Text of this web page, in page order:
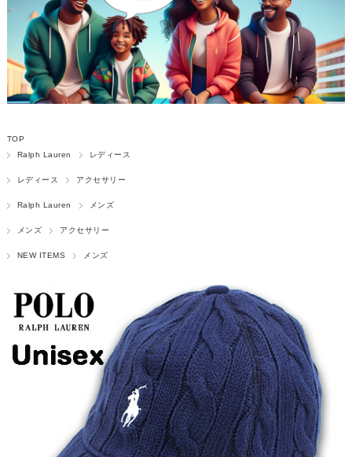
TOP
Ralph Lauren
レディース
レディース アクセサリー
Ralph Lauren メンズ
メンズ アクセサリー
NEW ITEMS メンズ